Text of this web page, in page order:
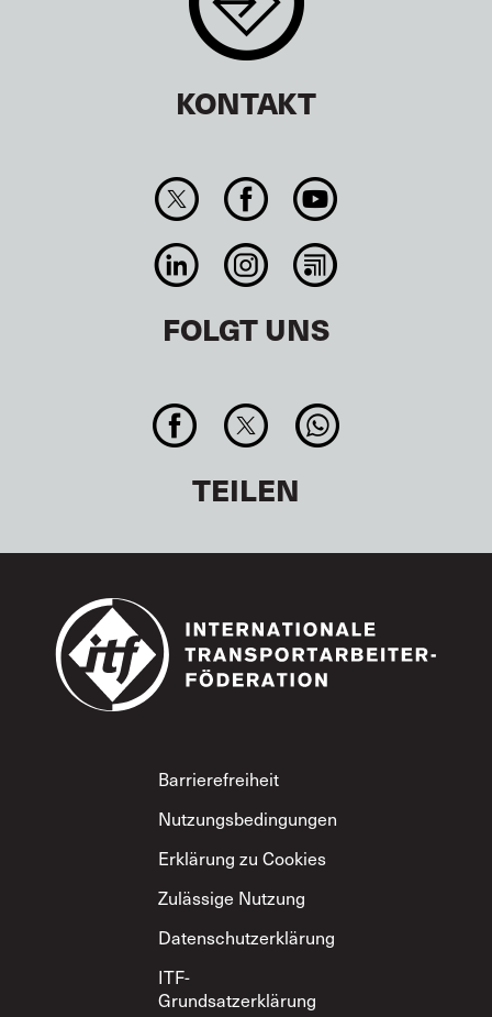
KONTAKT
FOLGT UNS
TEILEN
Footer
Barrierefreiheit
Nutzungsbedingungen
Erklärung zu Cookies
Zulässige Nutzung
Datenschutzerklärung
ITF-
Grundsatzerklärung